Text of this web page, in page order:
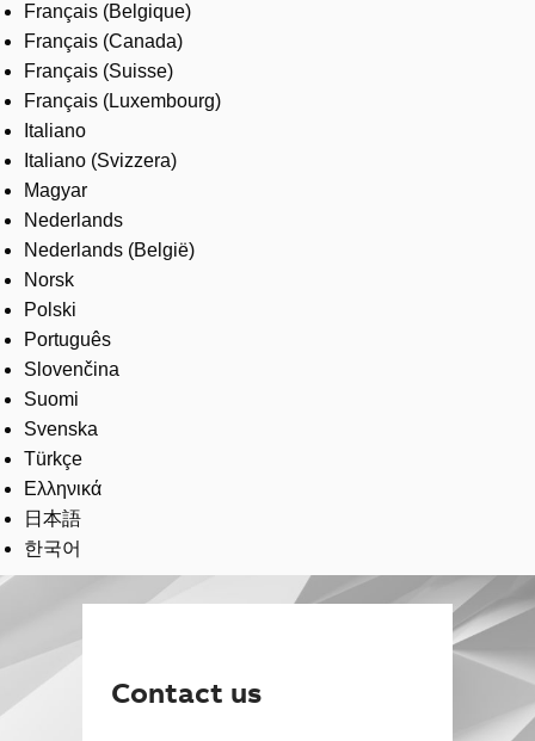
Français (Belgique)
Français (Canada)
Français (Suisse)
Français (Luxembourg)
Italiano
Italiano (Svizzera)
Magyar
Nederlands
Nederlands (België)
Norsk
Polski
Português
Slovenčina
Suomi
Svenska
Türkçe
Ελληνικά
日本語
한국어
Contact us